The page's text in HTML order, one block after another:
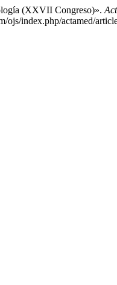
(XXVII Congreso)».
ojs/index.php/actamed/